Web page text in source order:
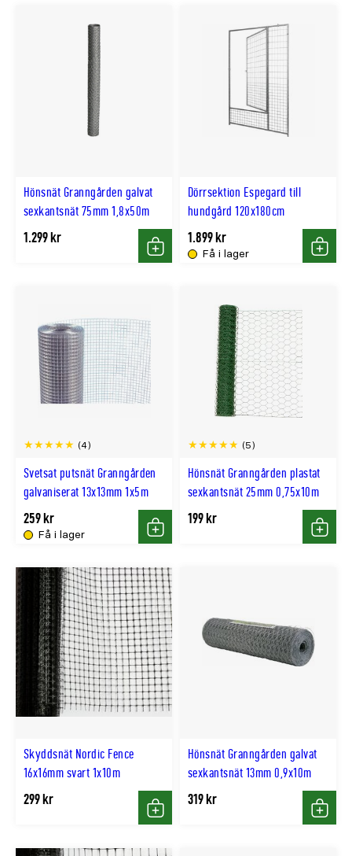
Hönsnät Granngården galvat
sexkantsnät 75mm 1,8x50m
1.299 kr
Köp
Dörrsektion Espegard till
hundgård 120x180cm
Få i lager
1.899 kr
Köp
Svetsat putsnät Granngården
galvaniserat 13x13mm 1x5m
(4)
Få i lager
259 kr
Köp
Hönsnät Granngården plastat
sexkantsnät 25mm 0,75x10m
(5)
199 kr
Köp
Skyddsnät Nordic Fence
16x16mm svart 1x10m
299 kr
Köp
Hönsnät Granngården galvat
sexkantsnät 13mm 0,9x10m
319 kr
Köp